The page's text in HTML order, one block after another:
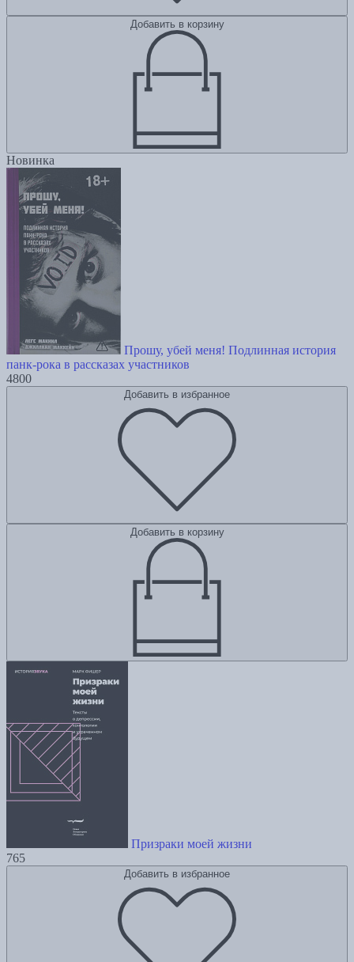
Добавить в корзину
Новинка
Прошу, убей меня! Подлинная история
панк-рока в рассказах участников
4800
Добавить в избранное
Добавить в корзину
Призраки моей жизни
765
Добавить в избранное